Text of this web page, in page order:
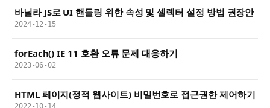
바닐라 JS로 UI 핸들링 위한 속성 및 셀렉터 설정 방법 권장안
2024-12-15
forEach() IE 11 호환 오류 문제 대응하기
2023-06-02
HTML 페이지(정적 웹사이트) 비밀번호로 접근권한 제어하기
2022-10-14